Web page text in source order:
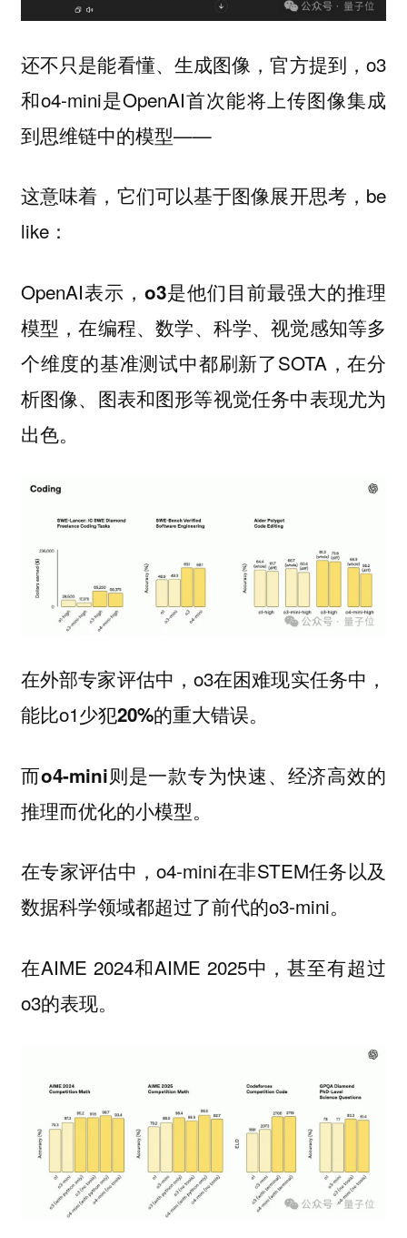
还不只是能看懂、生成图像，官方提到，o3
和o4-mini是OpenAI首次能将上传图像集成
到思维链中的模型——
这意味着，它们可以基于图像展开思考，be
like：
OpenAI表示， o3是他们目前最强大的推理
模型 ，在编程、数学、 科学、视觉感知等多
个维度的基准测试中都刷新了SOTA，在分
析图像、图表和图形等视觉任务中表现尤为
出色。
在外部专家评估中，o3在困难现实任务中，
能比o1少犯20%的重大错误。
而o4-mini则是一款专为快速、经济高效的
推理而优化的小模型。
在专家评估中，o4-mini在非STEM任务以及
数据科学领域都超过了前代的o3-mini。
在AIME 2024和AIME 2025中，甚至有超过
o3的表现。